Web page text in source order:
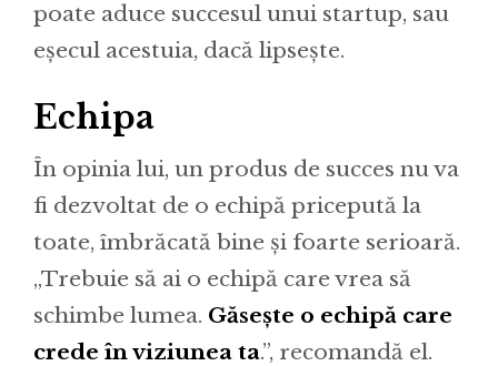
poate aduce succesul unui startup, sau
eșecul acestuia, dacă lipsește.
Echipa
În opinia lui, un produs de succes nu va
fi dezvoltat de o echipă pricepută la
toate, îmbrăcată bine și foarte serioară.
„Trebuie să ai o echipă care vrea să
schimbe lumea. Găsește o echipă care
crede în viziunea ta.”, recomandă el.